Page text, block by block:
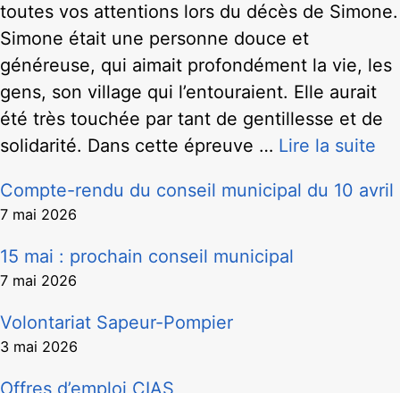
toutes vos attentions lors du décès de Simone.
Simone était une personne douce et
généreuse, qui aimait profondément la vie, les
gens, son village qui l’entouraient. Elle aurait
été très touchée par tant de gentillesse et de
solidarité. Dans cette épreuve … Lire la suite
Compte-rendu du conseil municipal du 10 avril
7 mai 2026
15 mai : prochain conseil municipal
7 mai 2026
Volontariat Sapeur-Pompier
3 mai 2026
Offres d’emploi CIAS